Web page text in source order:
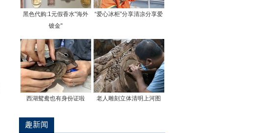
黑色代购:1元假香水"海外
镀金"
“爱心冰柜”分享清凉分享爱
西湖鸳鸯也有身份证啦 老人雕刻立体清明上河图
趣新闻